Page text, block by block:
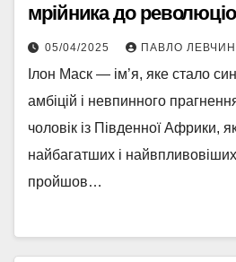
мрійника до
05/04/2025 ПАВЛО ЛЕВЧИН
Ілон Маск — ім’я, яке стало
амбіцій і невпинного
чоловік із Південної Африки,
найбагатших і
пройшов…